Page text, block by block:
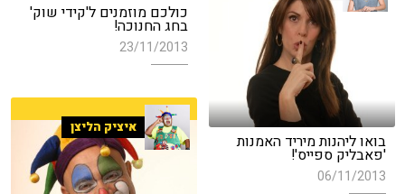
כולכם מוזמנים ל'קידי שוק'
בחג החנוכה!
23/11/2013
בואו ליהנות מיריד האמנות
'פאבליק ספייס'!
06/11/2013
איציק הליצן